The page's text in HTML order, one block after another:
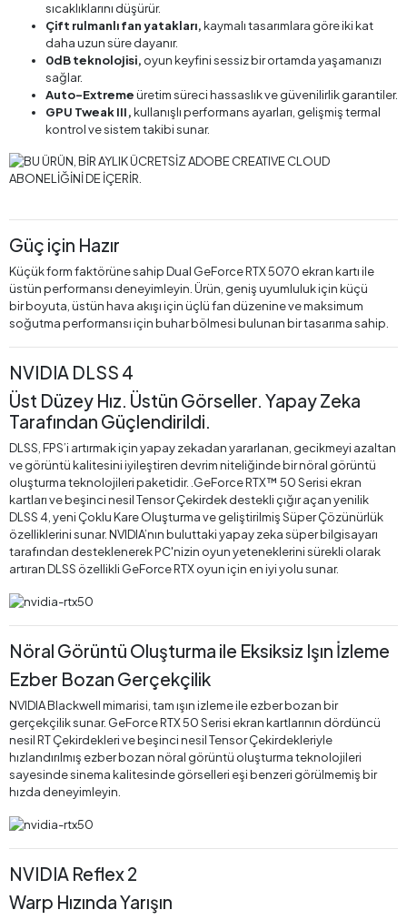
sıcaklıklarını düşürür.
Çift rulmanlı fan yatakları,kaymalı tasarımlara göre iki kat
daha uzun süre dayanır.
0dB teknolojisi, oyun keyfini sessiz bir ortamda yaşamanızı
sağlar.
Auto-Extremeüretim süreci hassaslık ve güvenilirlik garantiler.
GPU Tweak III,kullanışlı performans ayarları, gelişmiş termal
kontrol ve sistem takibi sunar.
Güç için Hazır
Küçük form faktörüne sahip Dual GeForce RTX 5070 ekran kartı ile
üstün performansı deneyimleyin. Ürün, geniş uyumluluk için küçü
bir boyuta, üstün hava akışı için üçlü fan düzenine ve maksimum
soğutma performansı için buhar bölmesi bulunan bir tasarıma sahip.
NVIDIA DLSS 4
Üst Düzey Hız. Üstün Görseller. Yapay Zeka
Tarafından Güçlendirildi.
DLSS, FPS’i artırmak için yapay zekadan yararlanan, gecikmeyi azaltan
ve görüntü kalitesini iyileştiren devrim niteliğinde bir nöral görüntü
oluşturma teknolojileri paketidir.‌ .‌GeForce RTX™ 50 Serisi ekran
kartları ve beşinci nesil Tensor Çekirdek destekli çığır açan yenilik
DLSS 4, yeni Çoklu Kare Oluşturma ve geliştirilmiş Süper Çözünürlük
özelliklerini sunar. NVIDIA’nın buluttaki yapay zeka süper bilgisayarı
tarafından desteklenerek PC'nizin oyun yeteneklerini sürekli olarak
artıran DLSS özellikli GeForce RTX oyun için en iyi yolu sunar.
Nöral Görüntü Oluşturma ile Eksiksiz Işın İzleme
Ezber Bozan Gerçekçilik
NVIDIA Blackwell mimarisi, tam ışın izleme ile ezber bozan bir
gerçekçilik sunar. GeForce RTX 50 Serisi ekran kartlarının dördüncü
nesil RT Çekirdekleri ve beşinci nesil Tensor Çekirdekleriyle
hızlandırılmış ezber bozan nöral görüntü oluşturma teknolojileri
sayesinde sinema kalitesinde görselleri eşi benzeri görülmemiş bir
hızda deneyimleyin.
NVIDIA Reflex 2
Warp Hızında Yarışın